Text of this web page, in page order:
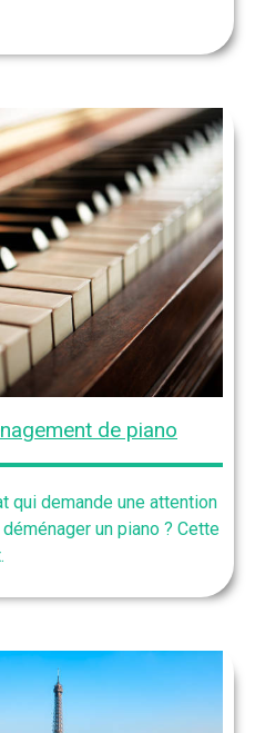
de piano
qui demande une attention
un piano ? Cette